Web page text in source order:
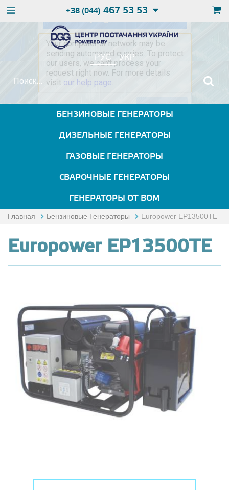
+38 (044) 467 53 53
РУС УКР
БЕНЗИНОВЫЕ ГЕНЕРАТОРЫ
ДИЗЕЛЬНЫЕ ГЕНЕРАТОРЫ
ГАЗОВЫЕ ГЕНЕРАТОРЫ
СВАРОЧНЫЕ ГЕНЕРАТОРЫ
ГЕНЕРАТОРЫ ОТ ВОМ
Главная Бензиновые Генераторы Europower EP13500TE
Europower EP13500TE